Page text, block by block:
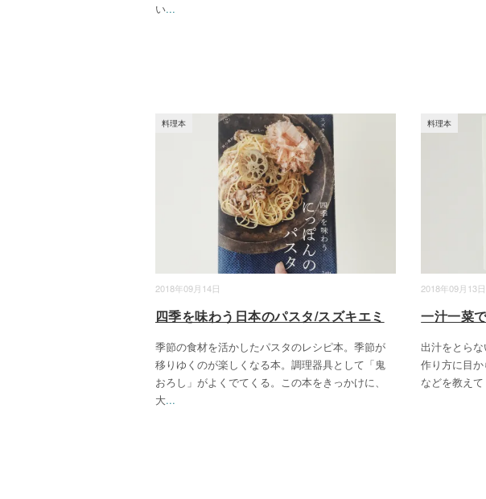
い...
2018年09月14日
料理本
四季を味わう日本のパスタ/スズキエミ
季節の食材を活かしたパスタのレシピ本。季節が
移りゆくのが楽しくなる本。調理器具として「鬼
おろし」がよくでてくる。この本をきっかけに、
大...
2018年09月13日
料理本
一汁一菜
出汁をとら
作り方に目
などを教え